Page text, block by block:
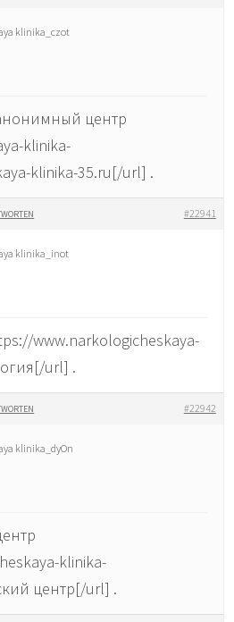
klinika_czot
центр
klinika-
klinika-35.ru[/url] .
#22941
klinika_inot
www.narkologicheskaya-
url] .
#22942
klinika_dyOn
klinika-
центр[/url] .